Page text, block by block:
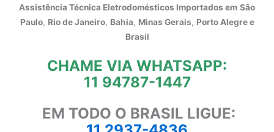
Assistência Técnica Eletrodomésticos Importados em São
Paulo, Rio de Janeiro, Bahia, Minas Gerais, Porto Alegre e
Brasil
CHAME VIA WHATSAPP:
11 94787-1447
EM TODO O BRASIL LIGUE: